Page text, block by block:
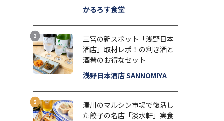
かるろす食堂
三宮の新スポット「浅野日本
酒店」取材レポ！の利き酒と
酒肴のお得なセット
浅野日本酒店 SANNOMIYA
湊川のマルシン市場で復活し
た餃子の名店「淡水軒」実食